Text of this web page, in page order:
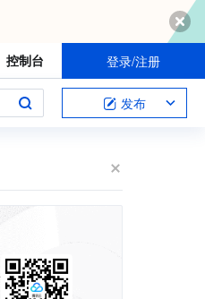
控制台 登录/注册
发布